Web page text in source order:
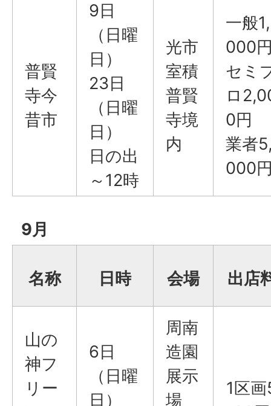
普賢
寺今
昔市
9日
（日曜
日）
23日
（日曜
日）
日の出
～12時
光市
室積
普賢
寺境
内
一般1,
000
セミ
ロ
0円
業者
000
9月
名称 日時 会場 出店
山の
神フ
リー
6日
（日曜
日）
周南
造園
展示
場
1区